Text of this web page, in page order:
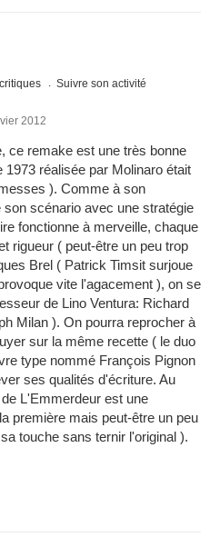
Suivre son activité
2012
ce remake est une très bonne
réalisée par Molinaro était
). Comme à son
scénario avec une stratégie
fonctionne à merveille, chaque
rigueur ( peut-être un peu trop
Brel ( Patrick Timsit surjoue
vite l'agacement ), on se
de Lino Ventura: Richard
Milan ). On pourra reprocher à
sur la même recette ( le duo
type nommé François Pignon
ses qualités d'écriture. Au
L'Emmerdeur est une
première mais peut-être un peu
touche sans ternir l'original ).